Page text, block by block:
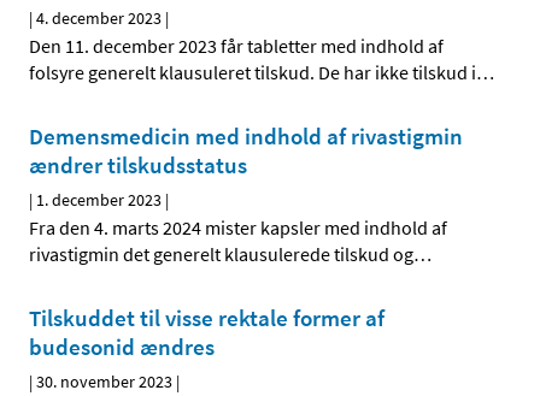
|4. december 2023 |
Den 11. december 2023 får tabletter med indhold af
folsyre generelt klausuleret tilskud. De har ikke tilskud i…
Demensmedicin med indhold af rivastigmin
ændrer tilskudsstatus
| 1. december 2023 |
Fra den 4. marts 2024 mister kapsler med indhold af
rivastigmin det generelt klausulerede tilskud og…
Tilskuddet til visse rektale former af
budesonid ændres
|30. november 2023 |